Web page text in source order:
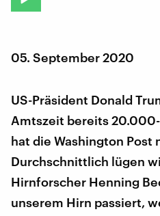
05. September 2020
US-Präsident Donald
Amtszeit bereits
hat die Washington Post
Durchschnittlich lügen
Hirnforscher Henning
unserem Hirn passiert,